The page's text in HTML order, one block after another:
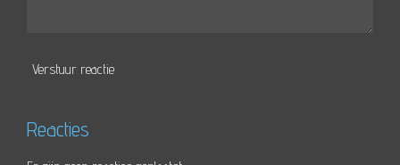
Verstuur reactie
Reacties